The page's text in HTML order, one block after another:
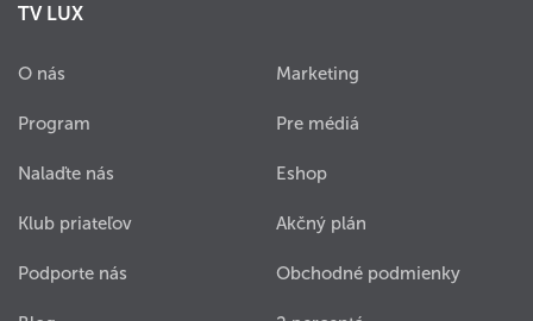
TV LUX
O nás
Program
Nalaďte nás
Klub priateľov
Podporte nás
Marketing
Pre médiá
Eshop
Akčný plán
Obchodné podmienky